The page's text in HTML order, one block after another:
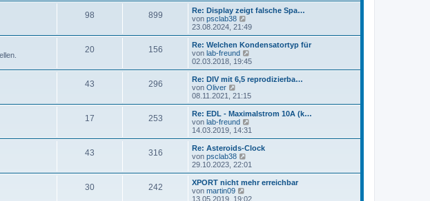
r
B
i
t
r
a
g
e
s
t
e
r
B
e
i
t
r
g
98 899
Re: Display zeigt falsche Spa…
von psclab38
e
u
e
s
t
B
e
i
r
a
g
23.08.2024, 21:49
20 156
Re: Welchen Kondensatortyp für
von lab-freund
e
u
e
s
t
B
e
i
r
g
02.03.2018, 19:45
43 296
Re: DIV mit 6,5 reprodizierba…
von Oliver
e
u
e
s
t
r
B
e
i
r
a
08.11.2021, 21:15
17 253
Re: EDL - Maximalstrom 10A (k…
von lab-freund
e
u
e
t
r
B
e
14.03.2019, 14:31
43 316
Re: Asteroids-Clock
von psclab38
e
u
e
t
29.10.2023, 22:01
30 242
XPORT nicht mehr erreichbar
von martin09
e
13.05.2019, 19:02